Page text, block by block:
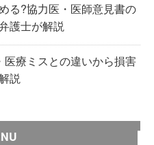
る?協力医・医師意見書の
護士が解説
療ミスとの違いから損害
説